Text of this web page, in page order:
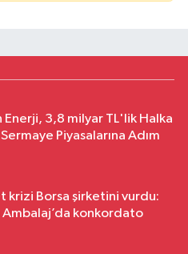
Enerji, 3,8 milyar TL'lik Halka
Piyasalarına Adım
krizi Borsa şirketini vurdu:
Ambalaj’da konkordato